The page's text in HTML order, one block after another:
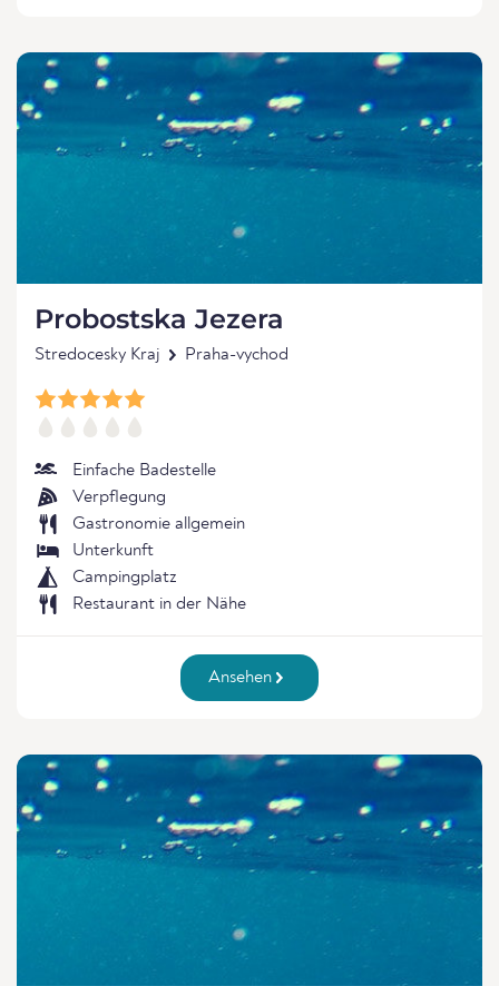
Probostska Jezera
Stredocesky Kraj Praha-vychod
Einfache Badestelle
Verpflegung
Gastronomie allgemein
Unterkunft
Campingplatz
Restaurant in der Nähe
Ansehen